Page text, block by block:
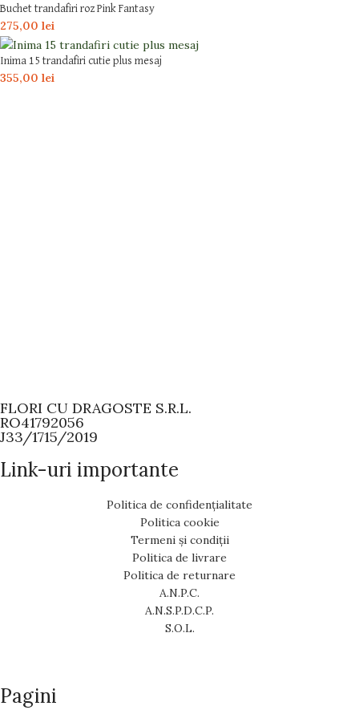
Buchet trandafiri roz Pink Fantasy
275,00 lei
Inima 15 trandafiri cutie plus mesaj
355,00 lei
FLORI CU DRAGOSTE S.R.L.
RO41792056
J33/1715/2019
Link-uri importante
Politica de confidențialitate
Politica cookie
Termeni și condiții
Politica de livrare
Politica de returnare
A.N.P.C.
A.N.S.P.D.C.P.
S.O.L.
Pagini